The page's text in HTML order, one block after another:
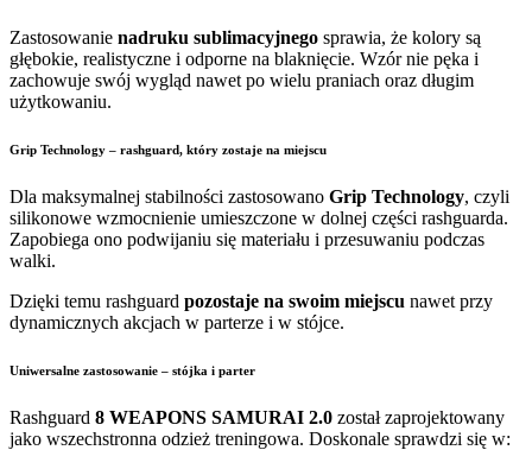
Zastosowanie nadruku sublimacyjnego sprawia, że kolory są
głębokie, realistyczne i odporne na blaknięcie. Wzór nie pęka i
zachowuje swój wygląd nawet po wielu praniach oraz długim
użytkowaniu.
Grip Technology – rashguard, który zostaje na miejscu
Dla maksymalnej stabilności zastosowano Grip Technology, czyli
silikonowe wzmocnienie umieszczone w dolnej części rashguarda.
Zapobiega ono podwijaniu się materiału i przesuwaniu podczas
walki.
Dzięki temu rashguard pozostaje na swoim miejscu nawet przy
dynamicznych akcjach w parterze i w stójce.
Uniwersalne zastosowanie – stójka i parter
Rashguard 8 WEAPONS SAMURAI 2.0 został zaprojektowany
jako wszechstronna odzież treningowa. Doskonale sprawdzi się w: